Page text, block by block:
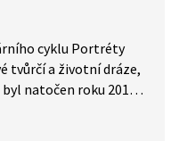
cyklu Portréty
tvůrčí a životní dráze,
natočen roku 2018)